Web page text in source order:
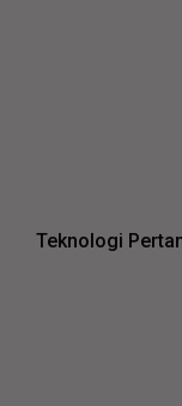
Teknologi